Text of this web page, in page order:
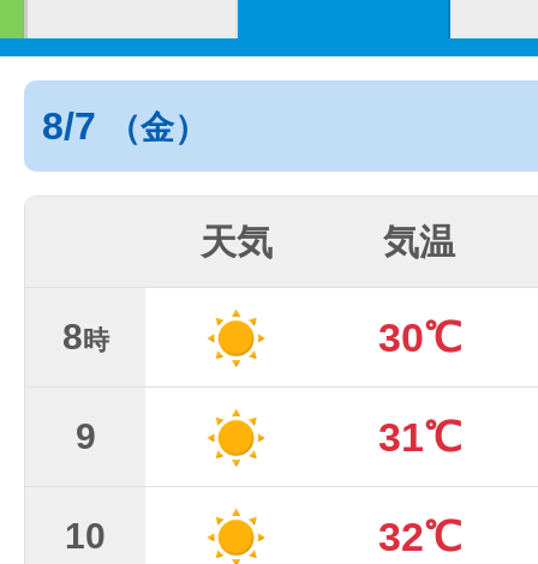
8/7 （金）
天気 気温
8時 30℃
9 31℃
10 32℃